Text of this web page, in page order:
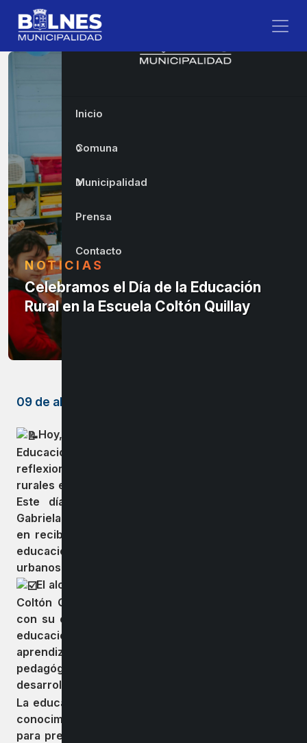
NOTICIAS
Celebramos el Día de la Educación
Rural en la Escuela Coltón Quillay
09 de abril de 2025
Hoy, 7 de abril, conmemoramos el Día de la
Educación Rural, una fecha que nos invita a
reflexionar sobre la importancia de las escuelas
rurales en el desarrollo de nuestras comunidades.
Este día, instaurado en honor al natalicio de
Gabriela Mistral, la primera mujer iberoamericana
en recibir el Premio Nobel, destaca el valor de la
educación en territorios alejados de los centros
urbanos.
El alcalde Gonzalo Bustamante visitó la Escuela
Coltón Quillay para compartir un saludo especial
con su comunidad educativa. En este espacio, la
educación rural se convierte en un motor de
aprendizaje comunitario, promoviendo prácticas
pedagógicas que fortalecen la convivencia y el
desarrollo integral de niños y niñas.
La educación rural no solo es un puente hacia el
conocimiento, sino también un pilar fundamental
para preservar las tradiciones, culturas y saberes
Inicio
Comuna
Municipalidad
Prensa
Contacto